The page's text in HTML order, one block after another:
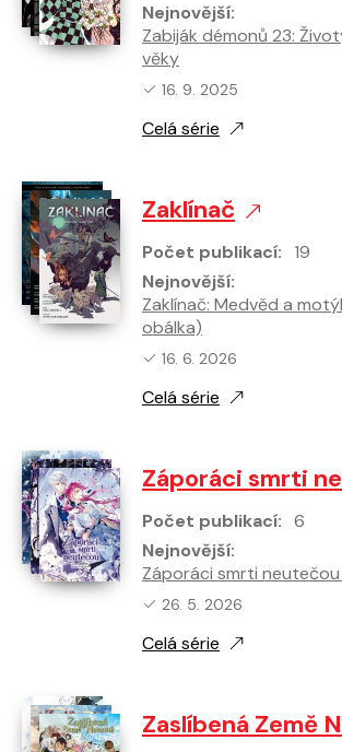
Nejnovější:
Zabiják démonů 23:
věky
Nejnovější vydání:
16. 9. 2025
Celá série
Zaklínač
Počet publikací: 19
Nejnovější:
Zaklínač: Medvěd a
obálka)
Nejnovější vydání:
16. 6. 2026
Celá série
Záporáci smrti
Počet publikací: 6
Nejnovější:
Záporáci smrti
Nejnovější vydání:
26. 5. 2026
Celá série
Zaslíbená Země